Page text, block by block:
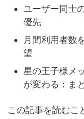
ユーザー同士
優先
月間利用者数
望
星の王子様メ
が変わる：ま
この記事を読むこ